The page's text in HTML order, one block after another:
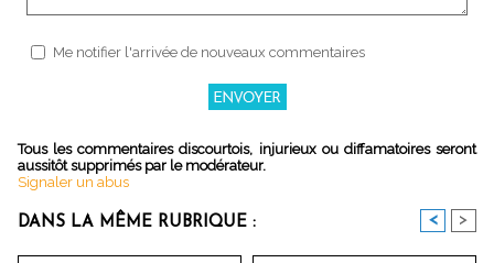
Me notifier l'arrivée de nouveaux commentaires
Tous les commentaires discourtois, injurieux ou diffamatoires seront
aussitôt supprimés par le modérateur.
Signaler un abus
DANS LA MÊME RUBRIQUE : < >